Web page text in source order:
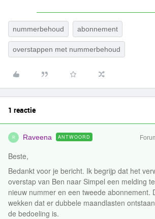
nummerbehoud abonnement
overstappen met nummerbehoud
1 reactie
R Raveena ANTWOORD
Beste,
Bedankt voor je bericht. Ik begrijp dat het
overstap van Ben naar Simpel een melding
nieuw nummer en een tweede abonnement.
wekken dat er dubbele maandlasten
de bedoeling is.